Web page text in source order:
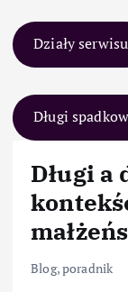
Działy serwisu
Długi
Długi a
Blog,poradnik